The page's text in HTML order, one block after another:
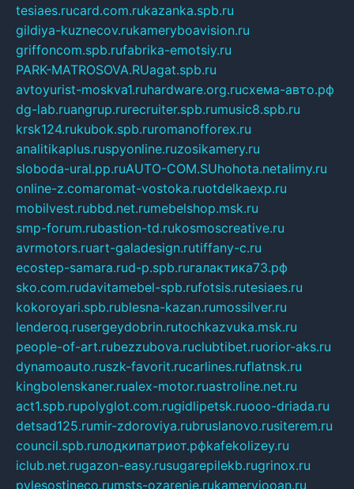
tesiaes.rucard.com.rukazanka.spb.ru
gildiya-kuznecov.rukameryboavision.ru
griffoncom.spb.rufabrika-emotsiy.ru
PARK-MATROSOVA.RUagat.spb.ru
avtoyurist-moskva1.ruhardware.org.ruсхема-авто.рф
dg-lab.ruangrup.rurecruiter.spb.rumusic8.spb.ru
krsk124.rukubok.spb.ruromanofforex.ru
analitikaplus.ruspyonline.ruzosikamery.ru
sloboda-ural.pp.ruAUTO-COM.SUhohota.netalimy.ru
online-z.comaromat-vostoka.ruotdelkaexp.ru
mobilvest.rubbd.net.rumebelshop.msk.ru
smp-forum.rubastion-td.rukosmoscreative.ru
avrmotors.ruart-galadesign.rutiffany-c.ru
ecostep-samara.rud-p.spb.ruгалактика73.рф
sko.com.rudavitamebel-spb.rufotsis.rutesiaes.ru
kokoroyari.spb.rublesna-kazan.rumossilver.ru
lenderoq.rusergeydobrin.rutochkazvuka.msk.ru
people-of-art.rubezzubova.ruclubtibet.ruorior-aks.ru
dynamoauto.ruszk-favorit.rucarlines.ruflatnsk.ru
kingbolenskaner.rualex-motor.ruastroline.net.ru
act1.spb.rupolyglot.com.rugidlipetsk.ruooo-driada.ru
detsad125.rumir-zdoroviya.rubruslanovo.rusiterem.ru
council.spb.ruлодкипатриот.рфkafekolizey.ru
iclub.net.rugazon-easy.rusugarepilekb.rugrinox.ru
pylesostineco.rumsts-ozarenie.rukameryjooan.ru